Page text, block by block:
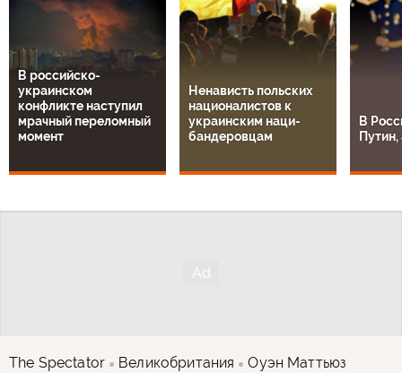
В российско-
украинском
конфликте наступил
мрачный переломный
момент
Ненависть польских
националистов к
украинским наци-
бандеровцам
В
The Spectator Великобритания Оуэн Маттьюз